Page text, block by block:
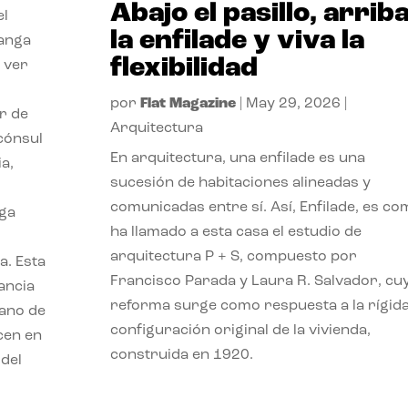
ver
de
Esta
de
en
Abajo el pasillo,
la enfilade y viva la
flexibilidad
por Flat Magazine| May 29, 2026
Arquitectura
En arquitectura, una enfilade es una
sucesión de habitaciones alineadas y
comunicadas entre sí. Así, Enfilade, es
ha llamado a esta casa el estudio de
arquitectura P + S, compuesto por
Francisco Parada y Laura R. Salvador,
reforma surge como respuesta a la
configuración original de la vivienda,
construida en 1920.